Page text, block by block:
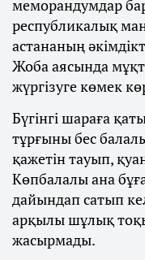
меморандумдар
республикалық
астананың
Жоба аясында
жүргізуге көмек
Бүгінгі шараға
тұрғыны бес
қажетін тауып,
Көпбалалы ана
дайындап сатып
арқылы шұлық
жасырмады.